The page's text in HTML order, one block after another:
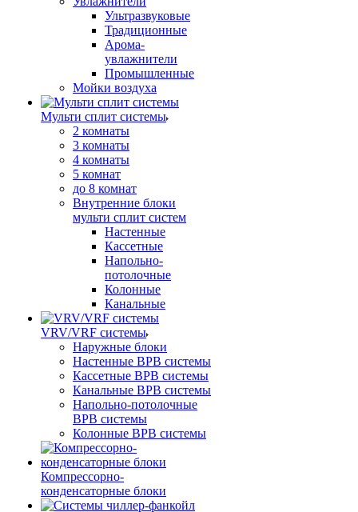
Ультразвуковые
Традиционные
Арома-
увлажнители
Промышленные
Мойки воздуха
Мульти сплит системы
2 комнаты
3 комнаты
4 комнаты
5 комнат
до 8 комнат
Внутренние блоки
мульти сплит систем
Настенные
Кассетные
Напольно-
потолочные
Колонные
Канальные
VRV/VRF системы
Наружные блоки
Настенные ВРВ системы
Кассетные ВРВ системы
Канальные ВРВ системы
Напольно-потолочные
ВРВ системы
Колонные ВРВ системы
Компрессорно-
конденсаторные блоки